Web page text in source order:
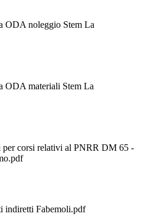
ODA noleggio Stem La
ODA materiali Stem La
per corsi relativi al PNRR DM 65 -
indiretti Fabemoli.pdf